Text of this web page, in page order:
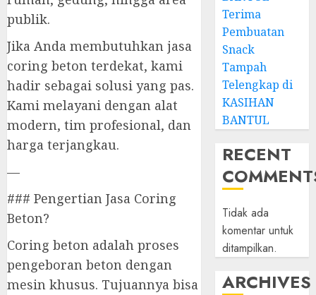
publik.
Jika Anda membutuhkan jasa
coring beton terdekat, kami
hadir sebagai solusi yang pas.
Kami melayani dengan alat
modern, tim profesional, dan
harga terjangkau.
—
### Pengertian Jasa Coring
Beton?
Coring beton adalah proses
pengeboran beton dengan
mesin khusus. Tujuannya bisa
Terima
Pembuatan
Snack
Tampah
Telengkap di
KASIHAN
BANTUL
RECENT
Tidak ada
komentar untuk
ditampilkan.
ARCHIVES